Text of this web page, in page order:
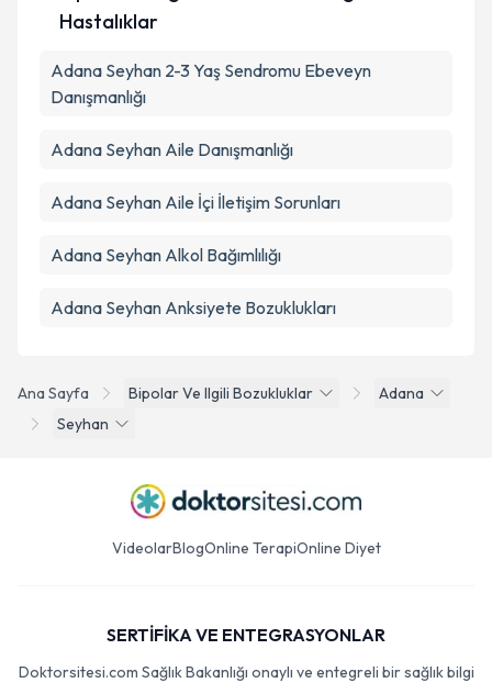
Ana Sayfa Bipolar Ve Ilgili Bozukluklar
Adana
Seyhan
Hastalıklar
Adana Seyhan 2-3 Yaş Sendromu Ebeveyn
Danışmanlığı
Adana Seyhan Aile Danışmanlığı
Adana Seyhan Aile İçi İletişim Sorunları
Adana Seyhan Alkol Bağımlılığı
Adana Seyhan Anksiyete Bozuklukları
VideolarBlogOnline TerapiOnline Diyet
SERTİFİKA VE ENTEGRASYONLAR
Doktorsitesi.com Sağlık Bakanlığı onaylı ve entegreli bir sağlık bilgi